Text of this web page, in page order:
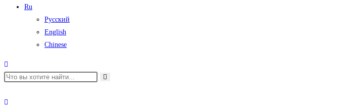
Ru
Русский
English
Chinese